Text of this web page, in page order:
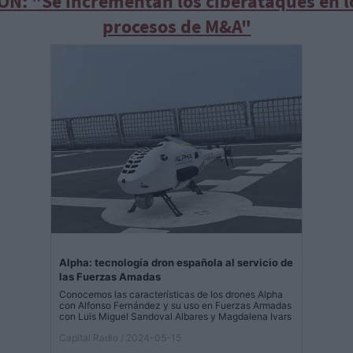
procesos de M&A"
Alpha: tecnología dron española al servicio de
las Fuerzas Amadas
Conocemos las características de los drones Alpha
con Alfonso Fernández y su uso en Fuerzas Armadas
con Luis Miguel Sandoval Albares y Magdalena Ivars
Capital Radio
/ 2024-05-15